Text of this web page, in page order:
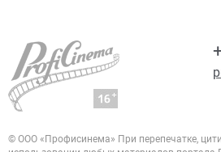
© ООО «Профисинема» При перепечатке,